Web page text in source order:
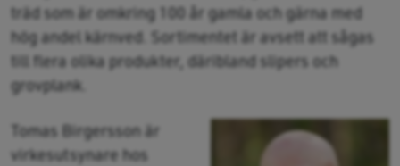
träd som är omkring 100 år gamla och gärna med
hög andel kärnved. Sortimentet är avsett att sågas
till flera olika produkter, däribland slipers och
grovplank.
Tomas Birgersson är
virkesutsynare hos